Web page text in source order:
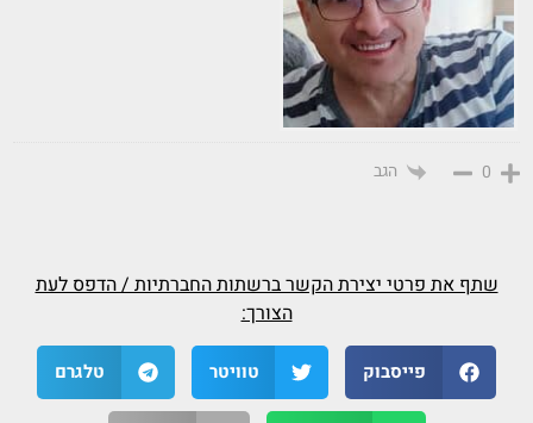
0 הגב
שתף את פרטי יצירת הקשר ברשתות החברתיות / הדפס לעת
הצורך:
פייסבוק טוויטר טלגרם